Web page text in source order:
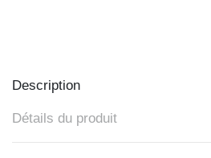
Description
Détails du produit